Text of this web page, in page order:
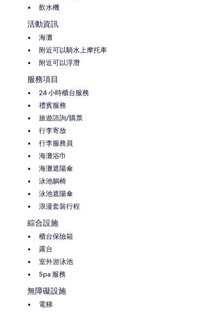
飲水機
活動資訊
海灘
附近可以騎水上摩托車
附近可以浮潛
服務項目
24 小時櫃台服務
禮賓服務
旅遊諮詢/購票
行李寄放
行李服務員
海灘浴巾
海灘遮陽傘
泳池躺椅
泳池遮陽傘
浪漫套裝行程
綜合設施
櫃台保險箱
露台
室外游泳池
Spa 服務
無障礙設施
電梯